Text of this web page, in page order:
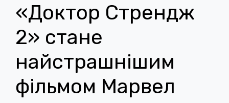
«Доктор Стрендж
2» стане
найстрашнішим
фільмом Марвел